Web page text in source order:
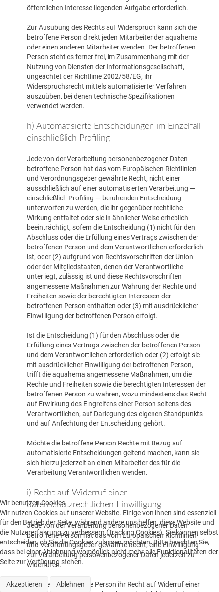
öffentlichen Interesse liegenden Aufgabe erforderlich.
Zur Ausübung des Rechts auf Widerspruch kann sich die
betroffene Person direkt jeden Mitarbeiter der aquahema
oder einen anderen Mitarbeiter wenden. Der betroffenen
Person steht es ferner frei, im Zusammenhang mit der
Nutzung von Diensten der Informationsgesellschaft,
ungeachtet der Richtlinie 2002/58/EG, ihr
Widerspruchsrecht mittels automatisierter Verfahren
auszuüben, bei denen technische Spezifikationen
verwendet werden.
h) Automatisierte Entscheidungen im Einzelfall
einschließlich Profiling
Jede von der Verarbeitung personenbezogener Daten
betroffene Person hat das vom Europäischen Richtlinien-
und Verordnungsgeber gewährte Recht, nicht einer
ausschließlich auf einer automatisierten Verarbeitung —
einschließlich Profiling — beruhenden Entscheidung
unterworfen zu werden, die ihr gegenüber rechtliche
Wirkung entfaltet oder sie in ähnlicher Weise erheblich
beeinträchtigt, sofern die Entscheidung (1) nicht für den
Abschluss oder die Erfüllung eines Vertrags zwischen der
betroffenen Person und dem Verantwortlichen erforderlich
ist, oder (2) aufgrund von Rechtsvorschriften der Union
oder der Mitgliedstaaten, denen der Verantwortliche
unterliegt, zulässig ist und diese Rechtsvorschriften
angemessene Maßnahmen zur Wahrung der Rechte und
Freiheiten sowie der berechtigten Interessen der
betroffenen Person enthalten oder (3) mit ausdrücklicher
Einwilligung der betroffenen Person erfolgt.
Ist die Entscheidung (1) für den Abschluss oder die
Erfüllung eines Vertrags zwischen der betroffenen Person
und dem Verantwortlichen erforderlich oder (2) erfolgt sie
mit ausdrücklicher Einwilligung der betroffenen Person,
trifft die aquahema angemessene Maßnahmen, um die
Rechte und Freiheiten sowie die berechtigten Interessen der
betroffenen Person zu wahren, wozu mindestens das Recht
auf Erwirkung des Eingreifens einer Person seitens des
Verantwortlichen, auf Darlegung des eigenen Standpunkts
und auf Anfechtung der Entscheidung gehört.
Möchte die betroffene Person Rechte mit Bezug auf
automatisierte Entscheidungen geltend machen, kann sie
sich hierzu jederzeit an einen Mitarbeiter des für die
Verarbeitung Verantwortlichen wenden.
i) Recht auf Widerruf einer
datenschutzrechtlichen Einwilligung
Jede von der Verarbeitung personenbezogener Daten
betroffene Person hat das vom Europäischen Richtlinien-
und Verordnungsgeber gewährte Recht, eine Einwilligung
zur Verarbeitung personenbezogener Daten jederzeit zu
widerrufen.
Möchte die betroffene Person ihr Recht auf Widerruf einer
Wir benutzen Cookies
Wir nutzen Cookies auf unserer Website. Einige von ihnen sind essenziell
für den Betrieb der Seite, während andere uns helfen, diese Website und
die Nutzererfahrung zu verbessern (Tracking Cookies). Sie können selbst
entscheiden, ob Sie die Cookies zulassen möchten. Bitte beachten Sie,
dass bei einer Ablehnung womöglich nicht mehr alle Funktionalitäten der
Seite zur Verfügung stehen.
Akzeptieren Ablehnen